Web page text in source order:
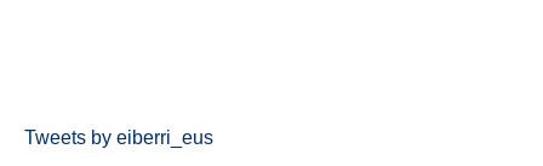
Tweets by eiberri_eus